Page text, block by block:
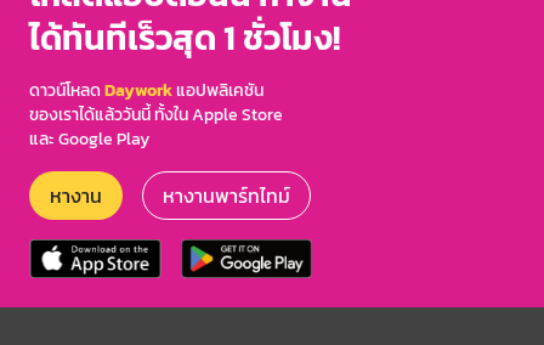
ได้ทันทีเร็วสุด 1 ชั่วโมง!
ดาวน์โหลดDayworkแอปพลิเคชัน
ของเราได้แล้ววันนี้ ทั้งใน Apple Store
และ Google Play
หางาน หางานพาร์ทไทม์